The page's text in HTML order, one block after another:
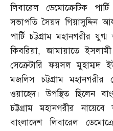
লিবারেল ডেমোক্রেটিক পার্টি
সভাপতি সৈয়দ গিয়াসুদ্দিন
পার্টি চট্টগ্রাম মহানগরীর
কিবরিয়া,জামায়াতে ইসলামী
সেক্রেটারি ফয়সল মুহাম্মদ
মজলিস চট্টগ্রাম মহানগরীর
ওয়াহেদ। উপস্থিত ছিলেন
চট্টগ্রাম মহানগরীর
বাংলাদেশ লিবারেল